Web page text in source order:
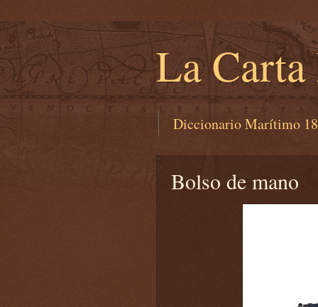
La
Diccionario Marítimo
Bolso de mano